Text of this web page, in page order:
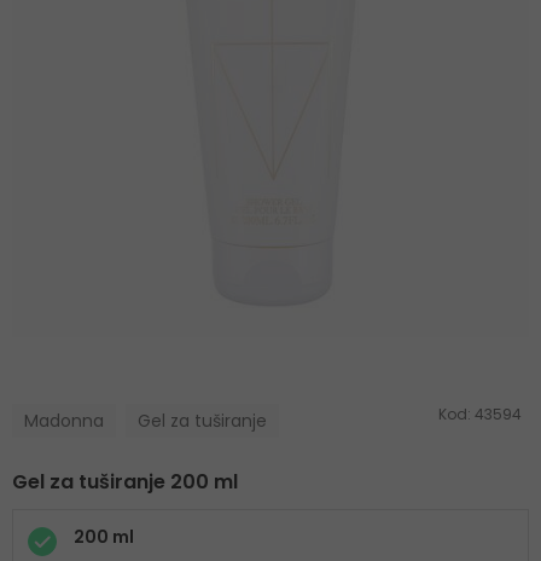
Madonna Gel za tuširanje Kod: 43594
Gel za tuširanje 200 ml
200 ml